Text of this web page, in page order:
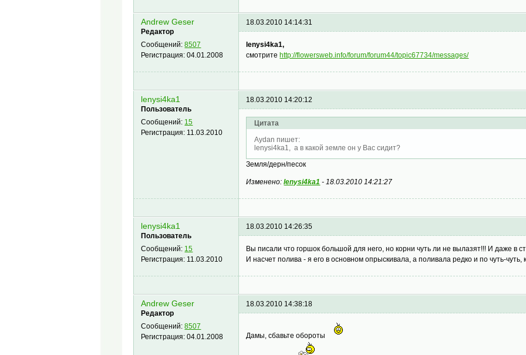
Andrew Geser
Редактор
Сообщений:8507
Регистрация:04.01.2008
18.03.2010 14:14:31
lenysi4ka1,
смотритеhttp://flowersweb.info/forum/forum44/topic67734/messages/
lenysi4ka1
Пользователь
Сообщений: 15
Регистрация: 11.03.2010
18.03.2010 14:20:12
Цитата
Aydan пишет:
lenysi4ka1, а в какой земле он у Вас сидит?
Земля/дерн/песок
Изменено:lenysi4ka1 -18.03.2010 14:21:27
lenysi4ka1
Пользователь
Сообщений: 15
Регистрация: 11.03.2010
18.03.2010 14:26:35
Вы писали что горшок большой для него, но корни чуть ли не вылазят!!! И даже в
И насчет полива - я его в основном опрыскивала, а поливала редко и по чуть-чуть,
Andrew Geser
Редактор
Сообщений:8507
Регистрация:04.01.2008
18.03.2010 14:38:18
Дамы, сбавьте обороты